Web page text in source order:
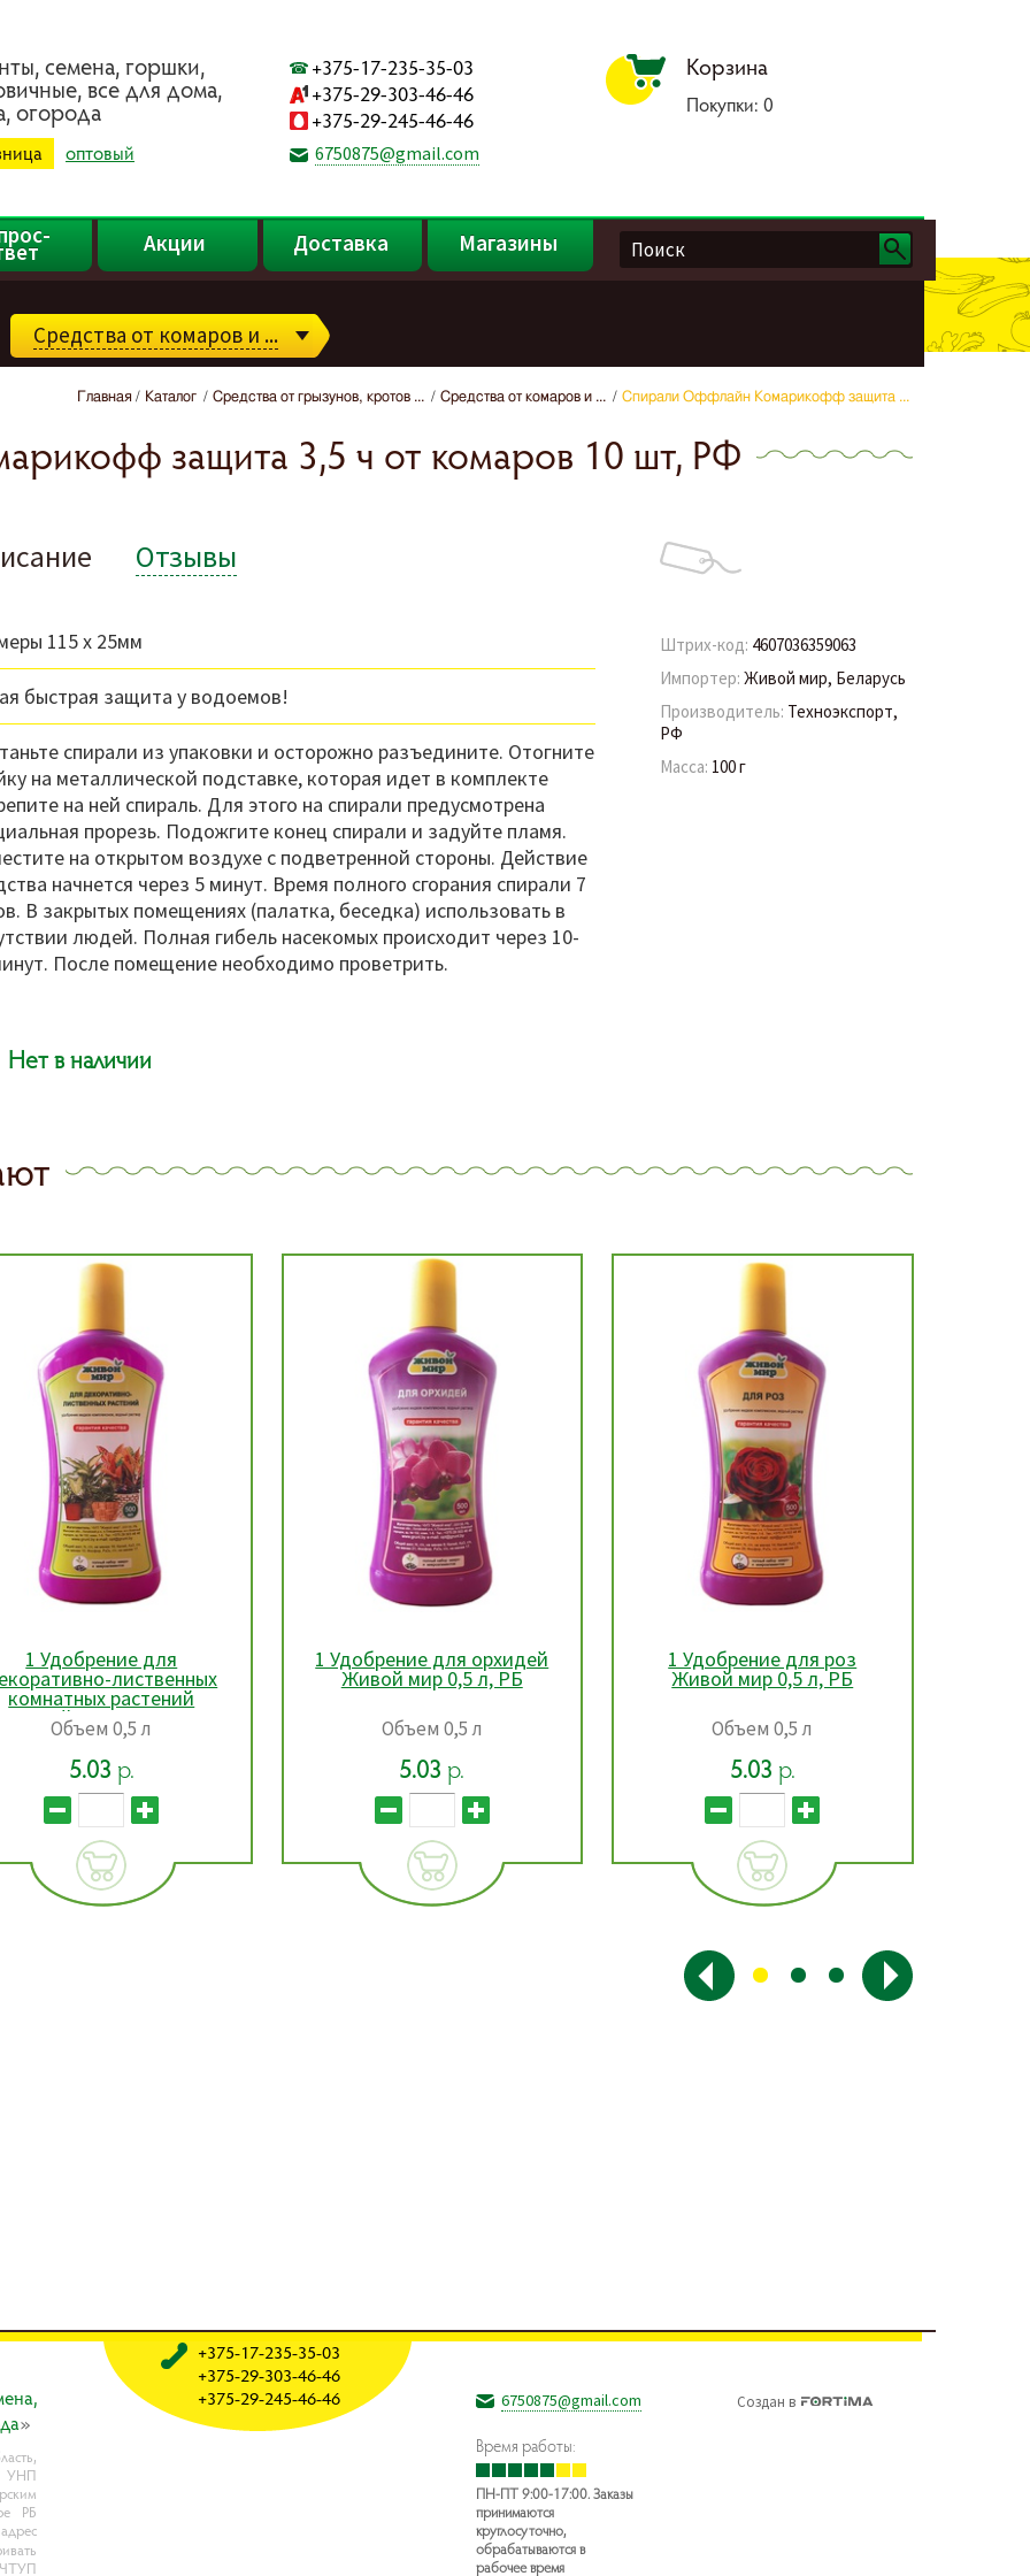
ceмeнa, гopшки,
вce для дoмa,
oгopoдa
оптовый
+375-17-235-35-03
+375-29-303-46-46
+375-29-245-46-46
6750875@gmail.com
Корзина
Покупки:0
Акции Доставка Магазины
Средства от комаров и ...
Главная Каталог Средства от грызунов, кротов ... Средства от комаров и ... Спирали Оффлайн Комарикофф защита ...
защита 3,5 ч от комаров 10 шт, РФ
Штрих-код: 4607036359063
Импортер: Живой мир, Беларусь
Производитель: Техноэкспорт,
РФ
Масса: 100 г
Отзывы
115 х 25мм
быстрая защита у водоемов!
спирали из упаковки и осторожно разъедините. Отогните
на металлической подставке, которая идет в комплекте
на ней спираль. Для этого на спирали предусмотрена
прорезь. Подожгите конец спирали и задуйте пламя.
на открытом воздухе с подветренной стороны. Действие
начнется через 5 минут. Время полного сгорания спирали 7
В закрытых помещениях (палатка, беседка) использовать в
людей. Полная гибель насекомых происходит через 10-
После помещение необходимо проветрить.
Нет в наличии
Удобрение для орхидей
Живой мир 0,5 л, РБ
Объем 0,5 л
5.03 р.
1 Удобрение для роз
Живой мир 0,5 л, РБ
Объем 0,5 л
5.03 р.
1 Удобрение для цветущих
комнатных растений
Живой мир 0,5 л, РБ
Объем 0,5 л
5.03 р.
»
УНП
РБ
ЧТУП
+375-17-235-35-03
+375-29-303-46-46
+375-29-245-46-46
6750875@gmail.com
Время работы:
ПН-ПТ 9:00-17:00. Заказы
принимаются
круглосуточно,
обрабатываются в
рабочее время
Создан в